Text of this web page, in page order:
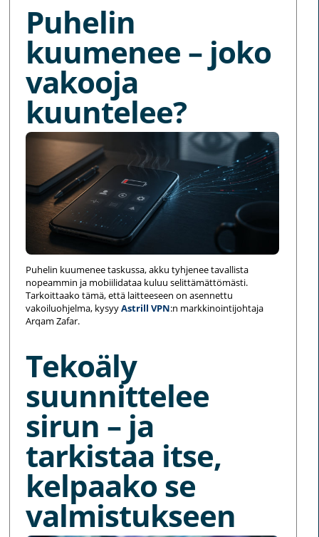
Puhelin
kuumenee – joko
vakooja
kuuntelee?
Puhelin kuumenee taskussa, akku tyhjenee tavallista
nopeammin ja mobiilidataa kuluu selittämättömästi.
Tarkoittaako tämä, että laitteeseen on asennettu
vakoiluohjelma, kysyyAstrill VPN:n markkinointijohtaja
Arqam Zafar.
Tekoäly
suunnittelee
sirun – ja
tarkistaa itse,
kelpaako se
valmistukseen